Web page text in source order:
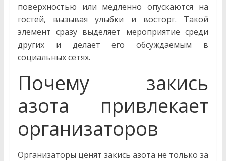
поверхностью или медленно опускаются на
гостей, вызывая улыбки и восторг. Такой
элемент сразу выделяет мероприятие среди
других и делает его обсуждаемым в
социальных сетях.
Почему закись
азота привлекает
организаторов
Организаторы ценят закись азота не только за